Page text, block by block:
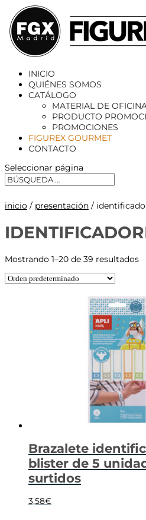
INICIO
QUIÉNES SOMOS
CATÁLOGO
MATERIAL DE
PRODUCTO
PROMOCIONES
FIGUREX GOURMET
CONTACTO
Seleccionar página
inicio / presentación /
Mostrando 1–20 de 39 resultados
Brazalete
blister de 5
surtidos
3,58€